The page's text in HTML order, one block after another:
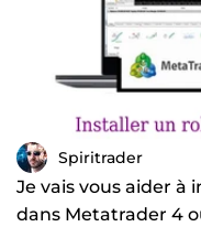
Spiritrader
Je vais vous aider
dans Metatrader 4